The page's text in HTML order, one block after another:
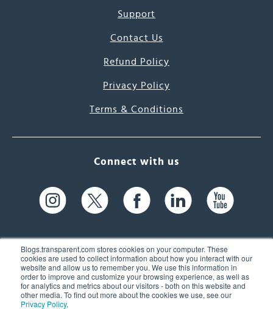
Blogs.transparent.com stores cookies on your computer. These
cookies are used to collect information about how you interact with our
website and allow us to remember you. We use this information in
order to improve and customize your browsing experience, as well as
for analytics and metrics about our visitors - both on this website and
other media. To find out more about the cookies we use, see our
Privacy Policy.
Support
Contact Us
Refund Policy
Privacy Policy
Terms & Conditions
Connect with us
61 Spit Brook Rd, Suite 104,
Nashua, NH 03060 USA